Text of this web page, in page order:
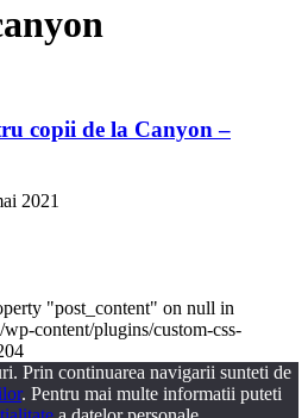
copii de la Canyon –
2021
"post_content" on null in
content/plugins/custom-css-
Prin continuarea navigarii sunteti de
. Pentru mai multe informatii puteti